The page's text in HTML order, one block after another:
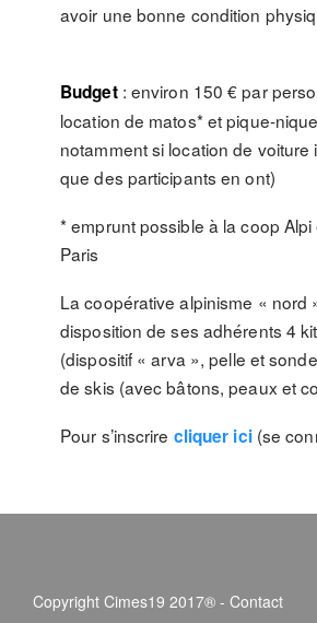
avoir une bonne condition
Budget: environ 150 € par
location de matos* et pique-
notamment si location de voiture
que des participants en ont)
* emprunt possible à la coop
Paris
La coopérative alpinisme « nord
disposition de ses adhérents 4
(dispositif « arva », pelle et
de skis (avec bâtons, peaux et
Pour s’inscrire cliquer ici(se
Copyright Cimes19 2017® - Contact